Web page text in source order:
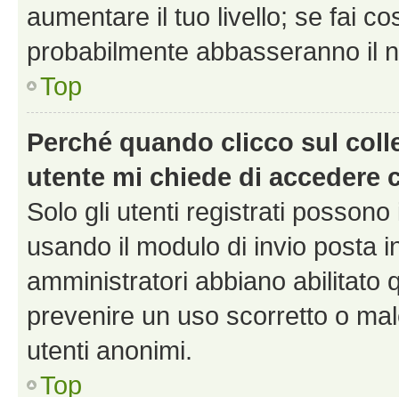
aumentare il tuo livello; se fai
probabilmente abbasseranno il
Top
Perché quando clicco sul
utente mi chiede di accedere
Solo gli utenti registrati
usando il modulo di invio posta
amministratori abbiano abilitato
prevenire un uso scorretto o
utenti anonimi.
Top